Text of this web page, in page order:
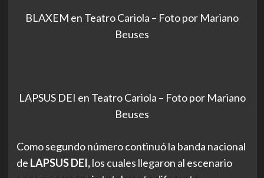
BLAXEM en Teatro Cariola – Foto por Mariano
Beuses
LAPSUS DEI en Teatro Cariola – Foto por Mariano
Beuses
Como segundo número continuó la banda nacional
de LAPSUS DEI,los cuales llegaron al escenario